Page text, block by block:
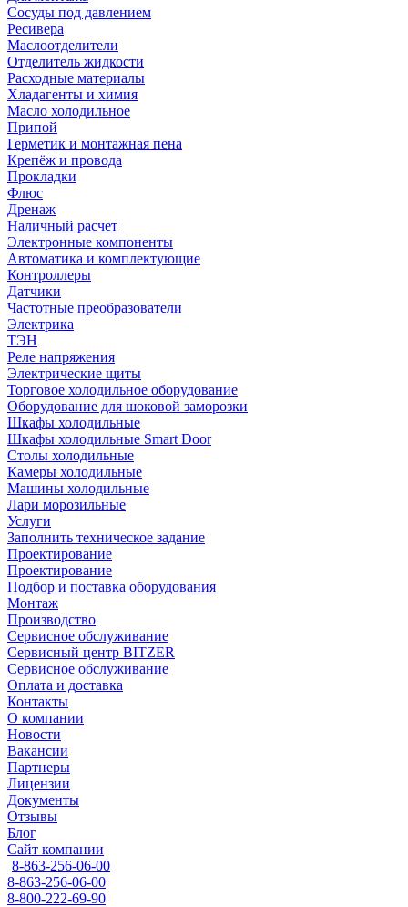
Сосуды под давлением
Ресивера
Маслоотделители
Отделитель жидкости
Расходные материалы
Хладагенты и химия
Масло холодильное
Припой
Герметик и монтажная пена
Крепёж и провода
Прокладки
Флюс
Дренаж
Наличный расчет
Электронные компоненты
Автоматика и комплектующие
Контроллеры
Датчики
Частотные преобразователи
Электрика
ТЭН
Реле напряжения
Электрические щиты
Торговое холодильное оборудование
Оборудование для шоковой заморозки
Шкафы холодильные
Шкафы холодильные Smart Door
Столы холодильные
Камеры холодильные
Машины холодильные
Лари морозильные
Услуги
Заполнить техническое задание
Проектирование
Проектирование
Подбор и поставка оборудования
Монтаж
Производство
Сервисное обслуживание
Сервисный центр BITZER
Сервисное обслуживание
Оплата и доставка
Контакты
О компании
Новости
Вакансии
Партнеры
Лицензии
Документы
Отзывы
Блог
Сайт компании
8-863-256-06-00
8-863-256-06-00
8-800-222-69-90